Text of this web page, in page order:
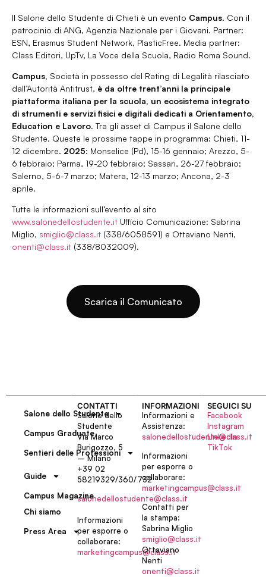
Il Salone dello Studente di Chieti è un evento Campus. Con il
patrocinio di ANG, Agenzia Nazionale per i Giovani. Partner:
ESN, Erasmus Student Network, PlasticFree. Media partner:
Class Editori, UpTv, La Voce della Scuola, Radio Roma Sound.
Campus, Società in possesso del Rating di Legalità rilasciato
dall’Autorità Antitrust, è da oltre trent’anni la principale
piattaforma italiana per la scuola, un ecosistema integrato
di strumenti e servizi fisici e digitali dedicati a Orientamento,
Education e Lavoro. Tra gli asset di Campus il Salone dello
Studente. Queste le prossime tappe in programma: Chieti, 11-
12 dicembre. 2025: Monselice (Pd), 15-16 gennaio; Arezzo, 5-
6 febbraio; Parma, 19-20 febbraio; Sassari, 26-27 febbraio;
Salerno, 5-6-7 marzo; Matera, 12-13 marzo; Ancona, 2-3
aprile.
Tutte le informazioni sull’evento al sito
www.salonedellostudente.it Ufficio Comunicazione: Sabrina
Miglio, smiglio@class.it (338/6058591) e Ottaviano Nenti,
onenti@class.it (338/8032009).
Scarica il Comunicato
Salone dello Studente
Campus Graduate
Sentieri delle Professioni
Guide
Campus Magazine
Chi siamo
Press Area
CONTATTI
Salone dello
Studente
Via Marco
Burigozzo, 5
– Milano
+39 02
58219329/360/732
salonedellostudente@class.it
Informazioni
per esporre o
collaborare:
marketingcampus@class.it
INFORMAZIONI
Informazioni e
Assistenza:
salonedellostudente@class.it
Informazioni
per esporre o
collaborare:
marketingcampus@class.it
Contatti per
la stampa:
Sabrina Miglio
smiglio@class.it
Ottaviano
Nenti
onenti@class.it
SEGUICI SU
Facebook
Instagram
LinkedIn
TikTok